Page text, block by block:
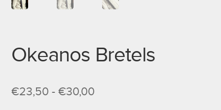
Okeanos Bretels
€23,50 - €30,00Prijsklasse: